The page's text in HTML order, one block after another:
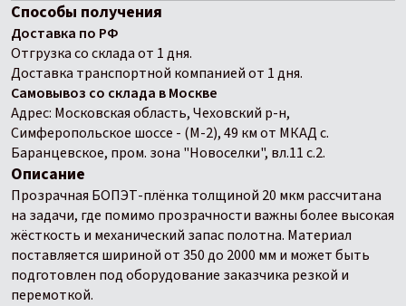
Способы получения
Доставка по РФ
Отгрузка со склада от 1 дня.
Доставка транспортной компанией от 1 дня.
Самовывоз со склада в Москве
Адрес: Московская область, Чеховский р-н,
Симферопольское шоссе - (М-2), 49 км от МКАД с.
Баранцевское, пром. зона "Новоселки", вл.11 с.2.
Описание
Прозрачная БОПЭТ-плёнка толщиной 20 мкм рассчитана
на задачи, где помимо прозрачности важны более высокая
жёсткость и механический запас полотна. Материал
поставляется шириной от 350 до 2000 мм и может быть
подготовлен под оборудование заказчика резкой и
перемоткой.